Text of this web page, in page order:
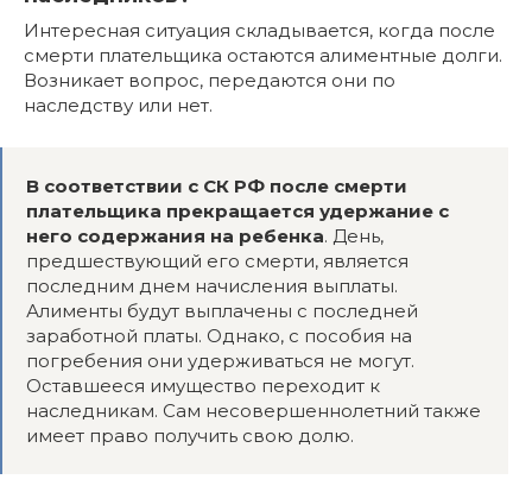
Интересная ситуация складывается, когда после
смерти плательщика остаются алиментные долги.
Возникает вопрос, передаются они по
наследству или нет.
В соответствии с СК РФ после смерти
плательщика прекращается удержание с
него содержания на ребенка. День,
предшествующий его смерти, является
последним днем начисления выплаты.
Алименты будут выплачены с последней
заработной платы. Однако, с пособия на
погребения они удерживаться не могут.
Оставшееся имущество переходит к
наследникам. Сам несовершеннолетний также
имеет право получить свою долю.